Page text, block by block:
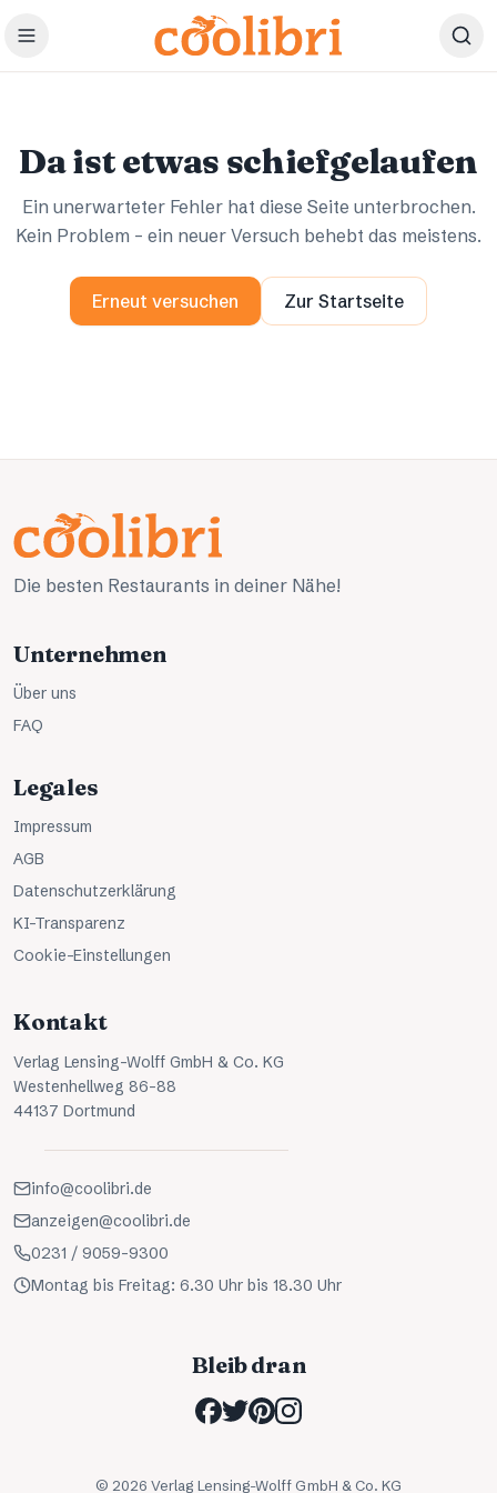
Zum Hauptinhalt springen
Da ist etwas schiefgelaufen
Ein unerwarteter Fehler hat diese Seite unterbrochen.
Kein Problem – ein neuer Versuch behebt das meistens.
Erneut versuchen Zur Startseite
Die besten Restaurants in deiner Nähe!
Unternehmen
Über uns
FAQ
Legales
Impressum
AGB
Datenschutzerklärung
KI-Transparenz
Cookie-Einstellungen
Kontakt
Verlag Lensing-Wolff GmbH & Co. KG
Westenhellweg 86-88
44137 Dortmund
info@coolibri.de
anzeigen@coolibri.de
0231 / 9059-9300
Montag bis Freitag: 6.30 Uhr bis 18.30 Uhr
Bleib dran
© 2026 Verlag Lensing-Wolff GmbH & Co. KG